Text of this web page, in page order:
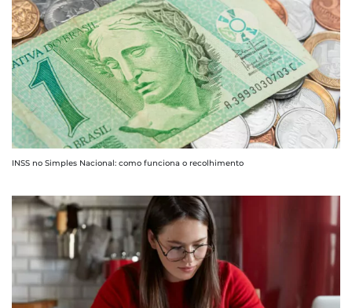
INSS no Simples Nacional: como funciona o recolhimento